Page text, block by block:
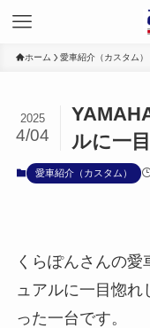
ホーム 愛車紹介（カスタム）
ルに一
2025
4/04
愛車紹介（カスタム）
くらぽんさんの
ュアルに一目惚
った一台です。